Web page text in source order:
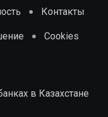
Контакты
Cookies
в Казахстане